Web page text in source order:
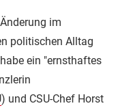
im
politischen Alltag
ein "ernsthaftes
) und CSU-Chef Horst